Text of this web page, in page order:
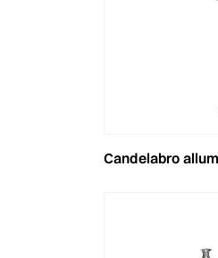
candelabro alluminio 5 fuochi